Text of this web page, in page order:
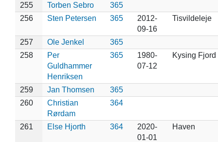
255 Torben Sebro
365
256
Sten Petersen 365
2012-
09-16
Tisvildeleje
257 Ole Jenkel
365
258
Per
Guldhammer
Henriksen
365
1980-
07-12
Kysing Fjord
259 Jan Thomsen
365
260
Christian
Rørdam
364
261 Else Hjorth 364
2020-
01-01
Haven